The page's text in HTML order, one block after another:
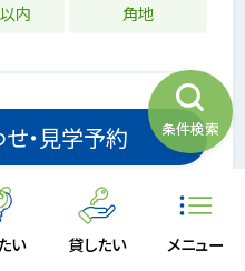
い 貸したい メニュー
内 角地
・見学予約
りに追加
条件検索